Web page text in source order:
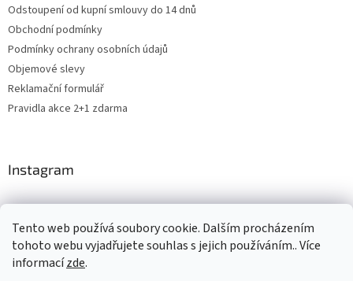
Tento web používá soubory cookie. Dalším procházením
tohoto webu vyjadřujete souhlas s jejich používáním.. Více
informacízde.
Odstoupení od kupní smlouvy do 14 dnů
Obchodní podmínky
Podmínky ochrany osobních údajů
Objemové slevy
Reklamační formulář
Pravidla akce 2+1 zdarma
Instagram
Shoptet.cz CARDAMON Online Magazín